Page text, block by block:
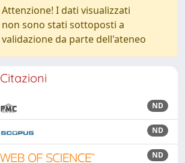
Attenzione! I dati visualizzati
non sono stati sottoposti a
validazione da parte dell'ateneo
Citazioni
ND
ND
ND